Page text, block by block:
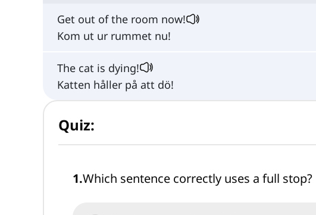
Get out of the room now!
Kom ut ur rummet nu!
The cat is dying!
Katten håller på att dö!
Quiz:
1.Which sentence correctly uses a full stop?